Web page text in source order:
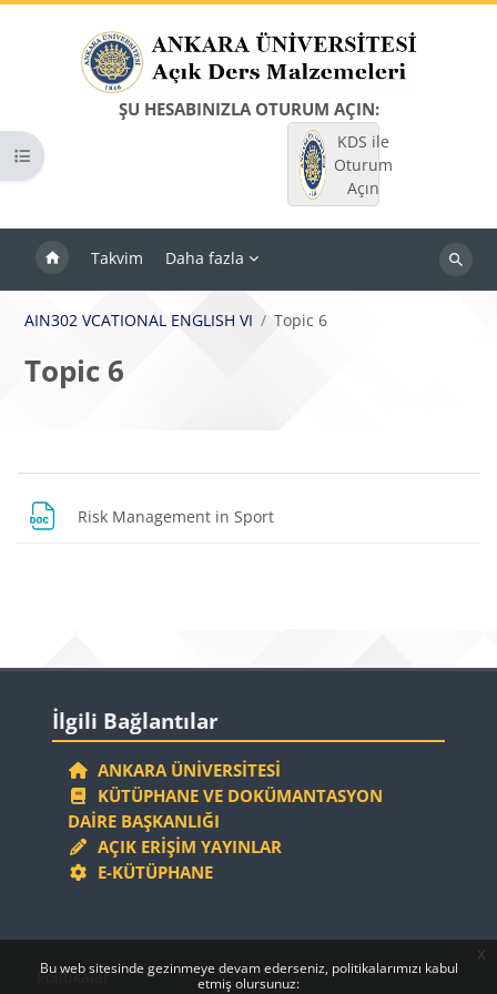
Bu web sitesinde gezinmeye devam ederseniz, politikalarımızı kabul
etmiş olursunuz:
x
ŞU HESABINIZLA OTURUM AÇIN:
KDS ile
Oturum
Açın
Takvim Daha fazla
Dersleri
Kurs dizinini aç
AIN302 VCATIONAL ENGLISH VI Topic 6
Topic 6
Bloklar
Bölüm anahatları
Risk Management in Sport
Bloklar
İlgili Bağlantılar
ANKARA ÜNIVERSITESI
KÜTÜPHANE VE DOKÜMANTASYON
DAIRE BAŞKANLIĞI
AÇIK ERIŞIM YAYINLAR
E-KÜTÜPHANE
Bloklar
Bloklar
Politikalar